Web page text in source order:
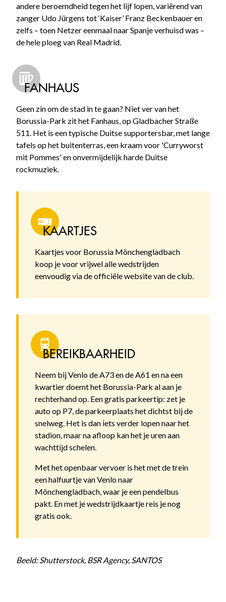
andere beroemdheid tegen het lijf lopen, variërend van
zanger Udo Jürgens tot ‘Kaiser’ Franz Beckenbauer en
zelfs – toen Netzer eenmaal naar Spanje verhuisd was –
de hele ploeg van Real Madrid.
FANHAUS
Geen zin om de stad in te gaan? Niet ver van het
Borussia-Park zit het Fanhaus, op Gladbacher Straße
511. Het is een typische Duitse supportersbar, met lange
tafels op het buitenterras, een kraam voor 'Curryworst
mit Pommes' en onvermijdelijk harde Duitse
rockmuziek.
KAARTJES
Kaartjes voor Borussia Mönchengladbach
koop je voor vrijwel alle wedstrijden
eenvoudig via de officiële website van de club.
BEREIKBAARHEID
Neem bij Venlo de A73 en de A61 en na een
kwartier doemt het Borussia-Park al aan je
rechterhand op. Een gratis parkeertip: zet je
auto op P7, de parkeerplaats het dichtst bij de
snelweg. Het is dan iets verder lopen naar het
stadion, maar na afloop kan het je uren aan
wachttijd schelen.
Met het openbaar vervoer is het met de trein
een halfuurtje van Venlo naar
Mönchengladbach, waar je een pendelbus
pakt. En met je wedstrijdkaartje reis je nog
gratis ook.
Beeld: Shutterstock, BSR Agency, SANTOS